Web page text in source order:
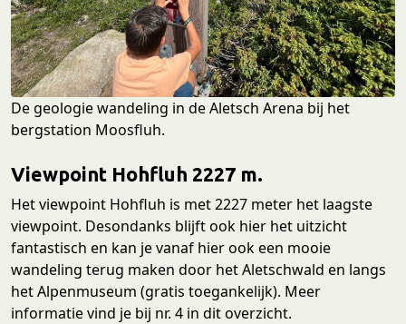
De geologie wandeling in de Aletsch Arena bij het
bergstation Moosfluh.
Viewpoint Hohfluh 2227 m.
Het viewpoint Hohfluh is met 2227 meter het laagste
viewpoint. Desondanks blijft ook hier het uitzicht
fantastisch en kan je vanaf hier ook een mooie
wandeling terug maken door het Aletschwald en langs
het Alpenmuseum (gratis toegankelijk). Meer
informatie vind je bij nr. 4 in dit overzicht.